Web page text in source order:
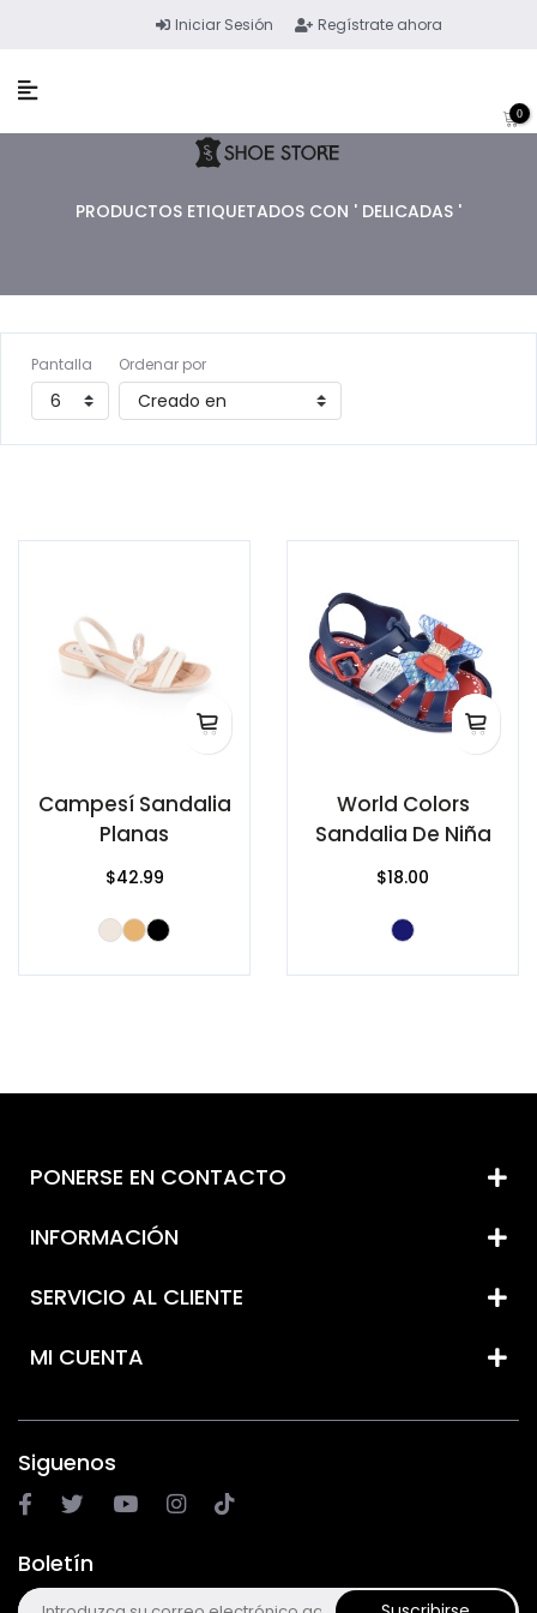
Iniciar Sesión Regístrate ahora
0
PRODUCTOS ETIQUETADOS CON ' DELICADAS '
Pantalla Ordenar por
Campesí Sandalia
Planas
$42.99
World Colors
Sandalia De Niña
$18.00
PONERSE EN CONTACTO
INFORMACIÓN
SERVICIO AL CLIENTE
MI CUENTA
Siguenos
Boletín